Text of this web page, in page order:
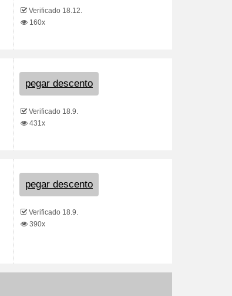
Verificado 18.12.
160x
pegar descento
Verificado 18.9.
431x
pegar descento
Verificado 18.9.
390x